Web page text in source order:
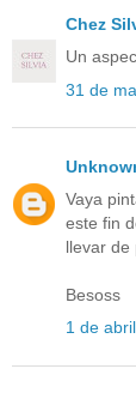
Chez
Un
31 de
Vaya
este fin
llevar de
Besoss
1 de